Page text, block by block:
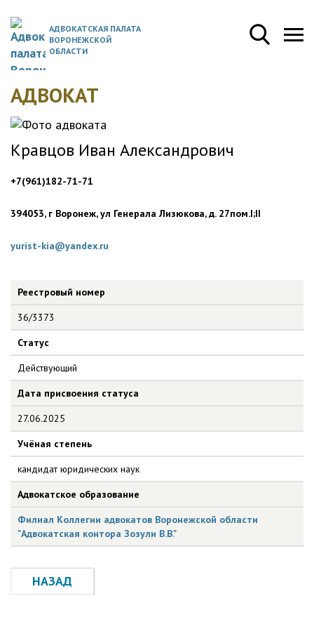
АДВОКАТСКАЯ ПАЛАТА
ВОРОНЕЖСКОЙ
ОБЛАСТИ
АДВОКАТ
Кравцов Иван Александрович
+7(961)182-71-71
394053, г Воронеж, ул Генерала Лизюкова, д. 27пом.I;II
yurist-kia@yandex.ru
Реестровый номер
36/3373
Статус
Действующий
Дата присвоения статуса
27.06.2025
Учёная степень
кандидат юридических наук
Адвокатское образование
Филиал Коллегии адвокатов Воронежской области
"Адвокатская контора Зозули В.В."
НАЗАД